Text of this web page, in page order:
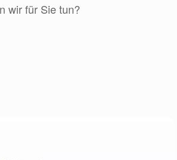
wir für Sie tun?